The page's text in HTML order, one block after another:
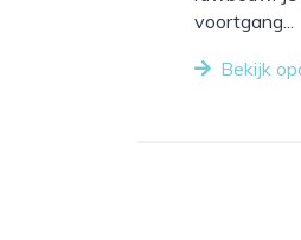
voortgang...
Bekijk